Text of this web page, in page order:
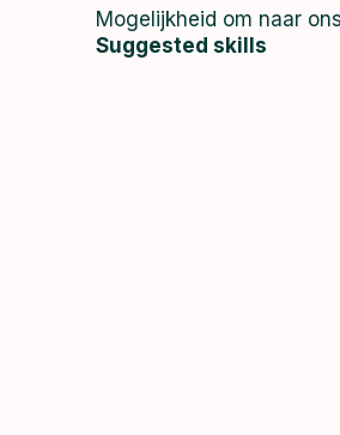
Mogelijkheid om naar
Suggested skills